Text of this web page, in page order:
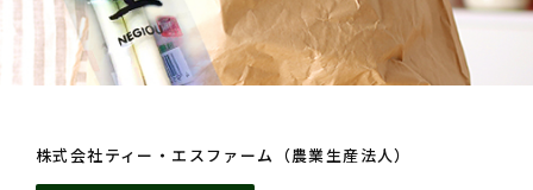
株式会社ティー・エスファーム（農業生産法人）